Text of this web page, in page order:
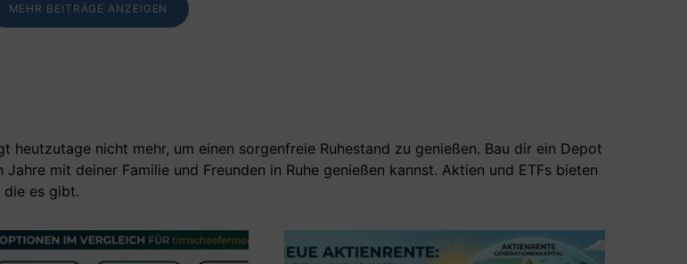
MEHR BEITRÄGE ANZEIGEN
nicht mehr, um einen sorgenfreie Ruhestand zu genießen. Bau dir ein Depot
mit deiner Familie und Freunden in Ruhe genießen kannst. Aktien und ETFs bieten
die es gibt.